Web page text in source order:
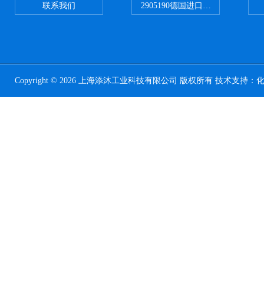
联系我们 2905190德国进口菲尼克斯继电器
Copyright © 2026 上海添沐工业科技有限公司 版权所有 技术支持：